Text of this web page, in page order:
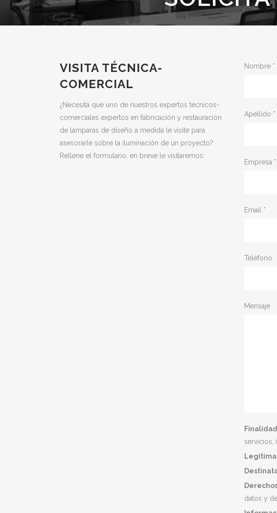
VISITA TÉCNICA-
COMERCIAL
¿Necesita que uno de nuestros expertos técnicos-
comerciales expertos en fabricación y restauración
de lámparas de diseño a medida le visite para
asesorarle sobre la iluminación de un proyecto?
Rellene el formulario, en breve le visitaremos:
Nombre *
Apellido *
Empresa *
Email *
Teléfono
Mensaje
servicios,
datos y